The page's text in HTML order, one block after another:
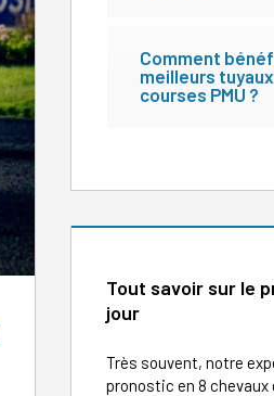
Comment
meilleurs
courses PMU ?
Tout savoir sur le
jour
Très souvent, notre
pronostic en 8